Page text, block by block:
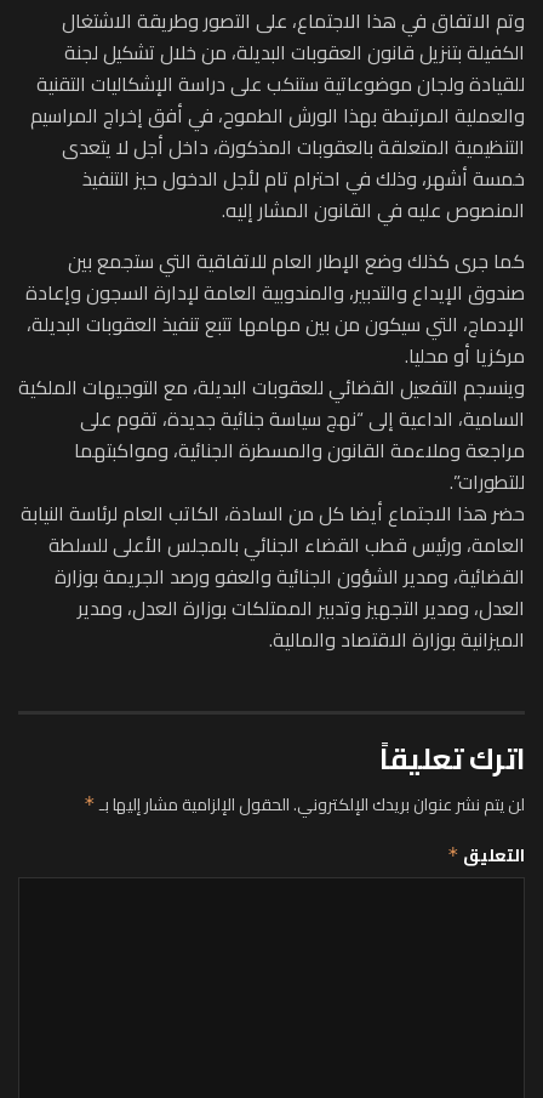
وتم الاتفاق في هذا الاجتماع، على التصور وطريقة الاشتغال
الكفيلة بتنزيل قانون العقوبات البديلة، من خلال تشكيل لجنة
للقيادة ولجان موضوعاتية ستنكب على دراسة الإشكاليات التقنية
والعملية المرتبطة بهذا الورش الطموح، في أفق إخراج المراسيم
التنظيمية المتعلقة بالعقوبات المذكورة، داخل أجل لا يتعدى
خمسة أشهر، وذلك في احترام تام لأجل الدخول حيز التنفيذ
المنصوص عليه في القانون المشار إليه.
كما جرى كذلك وضع الإطار العام للاتفاقية التي ستجمع بين
صندوق الإيداع والتدبير، والمندوبية العامة لإدارة السجون وإعادة
الإدماج، التي سيكون من بين مهامها تتبع تنفيذ العقوبات البديلة،
مركزيا أو محليا.
وينسجم التفعيل القضائي للعقوبات البديلة، مع التوجيهات الملكية
السامية، الداعية إلى “نهج سياسة جنائية جديدة، تقوم على
مراجعة وملاءمة القانون والمسطرة الجنائية، ومواكبتهما
للتطورات”.
حضر هذا الاجتماع أيضا كل من السادة، الكاتب العام لرئاسة النيابة
العامة، ورئيس قطب القضاء الجنائي بالمجلس الأعلى للسلطة
القضائية، ومدير الشؤون الجنائية والعفو ورصد الجريمة بوزارة
العدل، ومدير التجهيز وتدبير الممتلكات بوزارة العدل، ومدير
الميزانية بوزارة الاقتصاد والمالية.
اترك تعليقاً
لن يتم نشر عنوان بريدك الإلكتروني.الحقول الإلزامية مشار إليها بـ*
التعليق *